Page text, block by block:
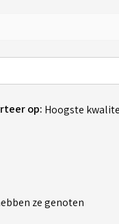
op:
ze genoten